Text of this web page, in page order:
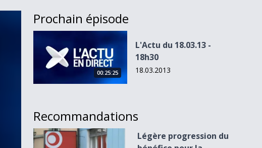
Prochain épisode
L&#039;Actu du 18.03.13 - 18h30
00:25:25
L'Actu du 18.03.13 -
18h30
18.03.2013
Recommandations
Légère progression du bénéfice pour la Loterie Romande
Légère progression du